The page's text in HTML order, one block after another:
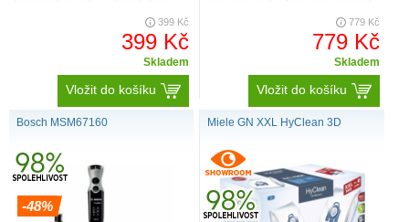
399 Kč
399 Kč
Skladem
Vložit do košíku
779 Kč
779 Kč
Skladem
Vložit do košíku
Bosch MSM67160
-48%
Miele GN XXL HyClean 3D